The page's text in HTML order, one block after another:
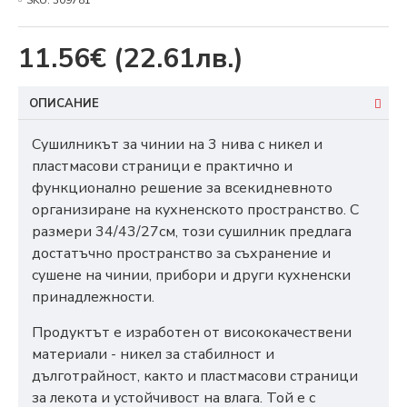
11.56€ (22.61лв.)
ОПИСАНИЕ
Сушилникът за чинии на 3 нива с никел и
пластмасови страници е практично и
функционално решение за всекидневното
организиране на кухненското пространство. С
размери 34/43/27см, този сушилник предлага
достатъчно пространство за съхранение и
сушене на чинии, прибори и други кухненски
принадлежности.
Продуктът е изработен от висококачествени
материали - никел за стабилност и
дълготрайност, както и пластмасови страници
за лекота и устойчивост на влага. Той е с